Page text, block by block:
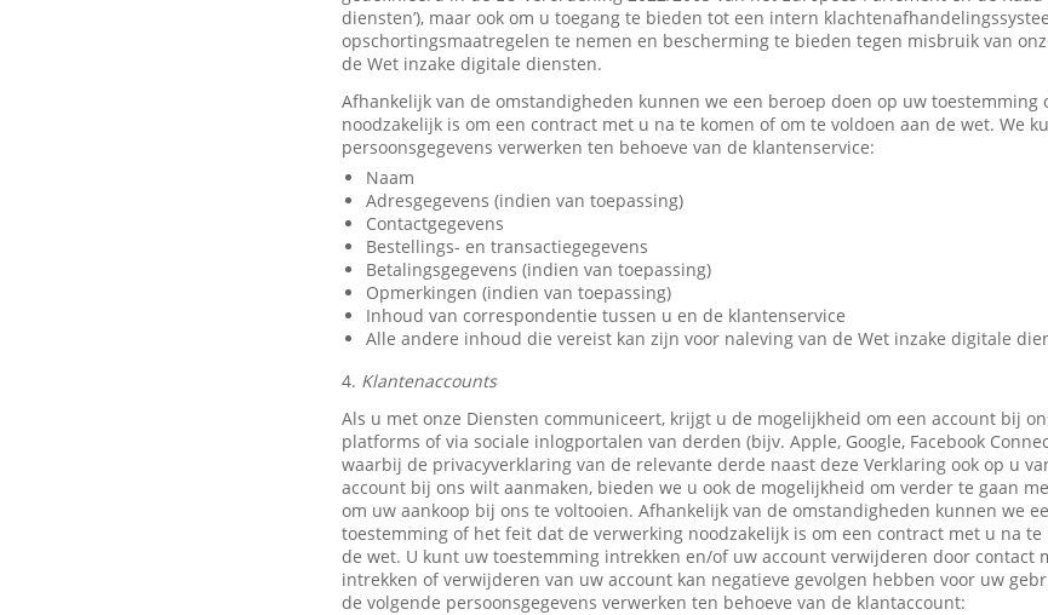
diensten’), maar ook om u toegang te bieden tot een intern
opschortingsmaatregelen te nemen en bescherming te bieden tegen misbruik van
de Wet inzake digitale diensten.
Afhankelijk van de omstandigheden kunnen we een beroep doen op uw
noodzakelijk is om een contract met u na te komen of om te voldoen aan de wet. We
persoonsgegevens verwerken ten behoeve van de klantenservice:
Naam
Adresgegevens (indien van toepassing)
Contactgegevens
Bestellings- en transactiegegevens
Betalingsgegevens (indien van toepassing)
Opmerkingen (indien van toepassing)
Inhoud van correspondentie tussen u en de klantenservice
Alle andere inhoud die vereist kan zijn voor naleving van de Wet inzake digitale
4. Klantenaccounts
Als u met onze Diensten communiceert, krijgt u de mogelijkheid om een account bij
platforms of via sociale inlogportalen van derden (bijv. Apple, Google, Facebook
waarbij de privacyverklaring van de relevante derde naast deze Verklaring ook op u
account bij ons wilt aanmaken, bieden we u ook de mogelijkheid om verder te gaan
om uw aankoop bij ons te voltooien. Afhankelijk van de omstandigheden kunnen we
toestemming of het feit dat de verwerking noodzakelijk is om een contract met u na te
de wet. U kunt uw toestemming intrekken en/of uw account verwijderen door contact
intrekken of verwijderen van uw account kan negatieve gevolgen hebben voor uw
de volgende persoonsgegevens verwerken ten behoeve van de klantaccount: